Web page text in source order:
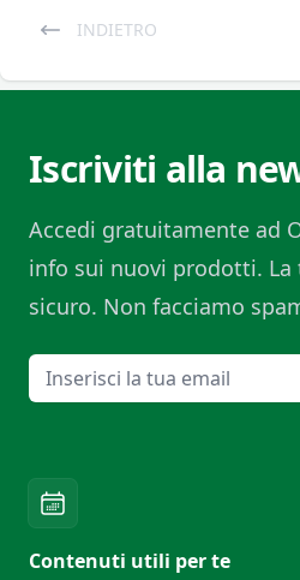
INDIETRO
Iscriviti alla
Accedi gratuitamente ad
info sui nuovi prodotti. La
sicuro. Non facciamo
Email
Contenuti utili per te